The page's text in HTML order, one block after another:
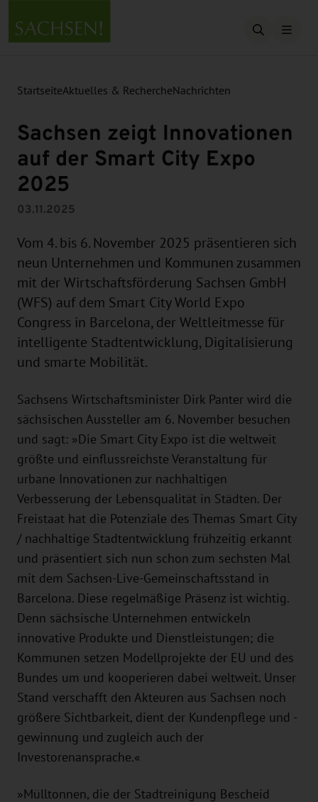
Suche
StartseiteAktuelles & RechercheNachrichten
Sachsen zeigt Innovationen
auf der Smart City Expo
2025
03.11.2025
Vom 4. bis 6. November 2025 präsentieren sich
neun Unternehmen und Kommunen zusammen
mit der Wirtschaftsförderung Sachsen GmbH
(WFS) auf dem Smart City World Expo
Congress in Barcelona, der Weltleitmesse für
intelligente Stadtentwicklung, Digitalisierung
und smarte Mobilität.
Sachsens Wirtschaftsminister Dirk Panter wird die
sächsischen Aussteller am 6. November besuchen
und sagt: »Die Smart City Expo ist die weltweit
größte und einflussreichste Veranstaltung für
urbane Innovationen zur nachhaltigen
Verbesserung der Lebensqualität in Städten. Der
Freistaat hat die Potenziale des Themas Smart City
/ nachhaltige Stadtentwicklung frühzeitig erkannt
und präsentiert sich nun schon zum sechsten Mal
mit dem Sachsen-Live-Gemeinschaftsstand in
Barcelona. Diese regelmäßige Präsenz ist wichtig.
Denn sächsische Unternehmen entwickeln
innovative Produkte und Dienstleistungen; die
Kommunen setzen Modellprojekte der EU und des
Bundes um und kooperieren dabei weltweit. Unser
Stand verschafft den Akteuren aus Sachsen noch
größere Sichtbarkeit, dient der Kundenpflege und -
gewinnung und zugleich auch der
Investorenansprache.«
»Mülltonnen, die der Stadtreinigung Bescheid